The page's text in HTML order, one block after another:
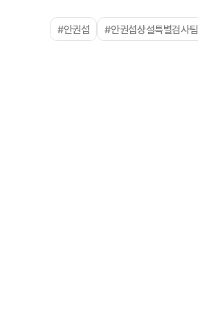
#안권섭 #안권섭상설특별검사팀